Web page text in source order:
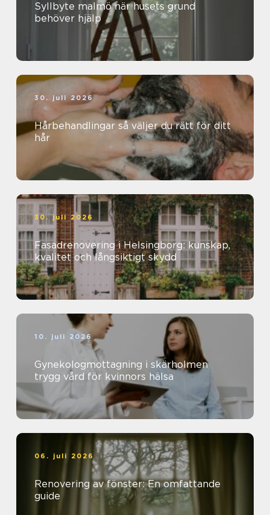
Syllbyte malmö när husets grund
behöver hjälp
30. juli 2026
Hårbehandlingar så väljer du rätt för ditt
hår
30. juli 2026
Fasadrenovering i Helsingborg: kunskap,
kvalitet och långsiktigt skydd
10. juli 2026
Gynekologmottagning i skärholmen
trygg vård för kvinnors hälsa
06. juli 2026
Renovering av fönster: En omfattande
guide